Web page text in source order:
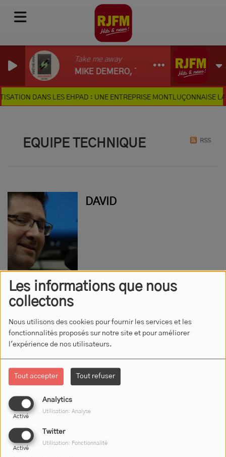
Les informations que nous
collectons
Nous utilisons des cookies pour fournir les services et les
fonctionnalités proposés sur notre site et pour améliorer
l'expérience de nos utilisateurs.
Tout accepter Tout refuser
Analytics
Activé
Utilisation: Analyse
Twitter
Activé
Utilisation: Fonctionnalité
Take me away
MIKE DEMERO, TIBZ, ZAGATA
DANS LES EHPAD : UNE ENTREPRISE MONTLUÇONNAISE
EQUIPE TECHNIQUE RSS
DAVID
L'ÉQUIPE D'RJFM